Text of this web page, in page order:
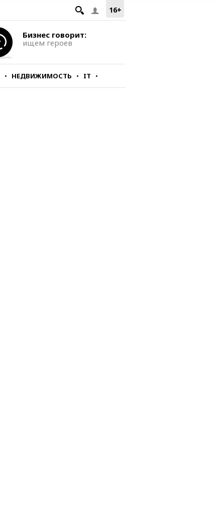
16+
Бизнес говорит:
ищем героев
НЕДВИЖИМОСТЬ IT